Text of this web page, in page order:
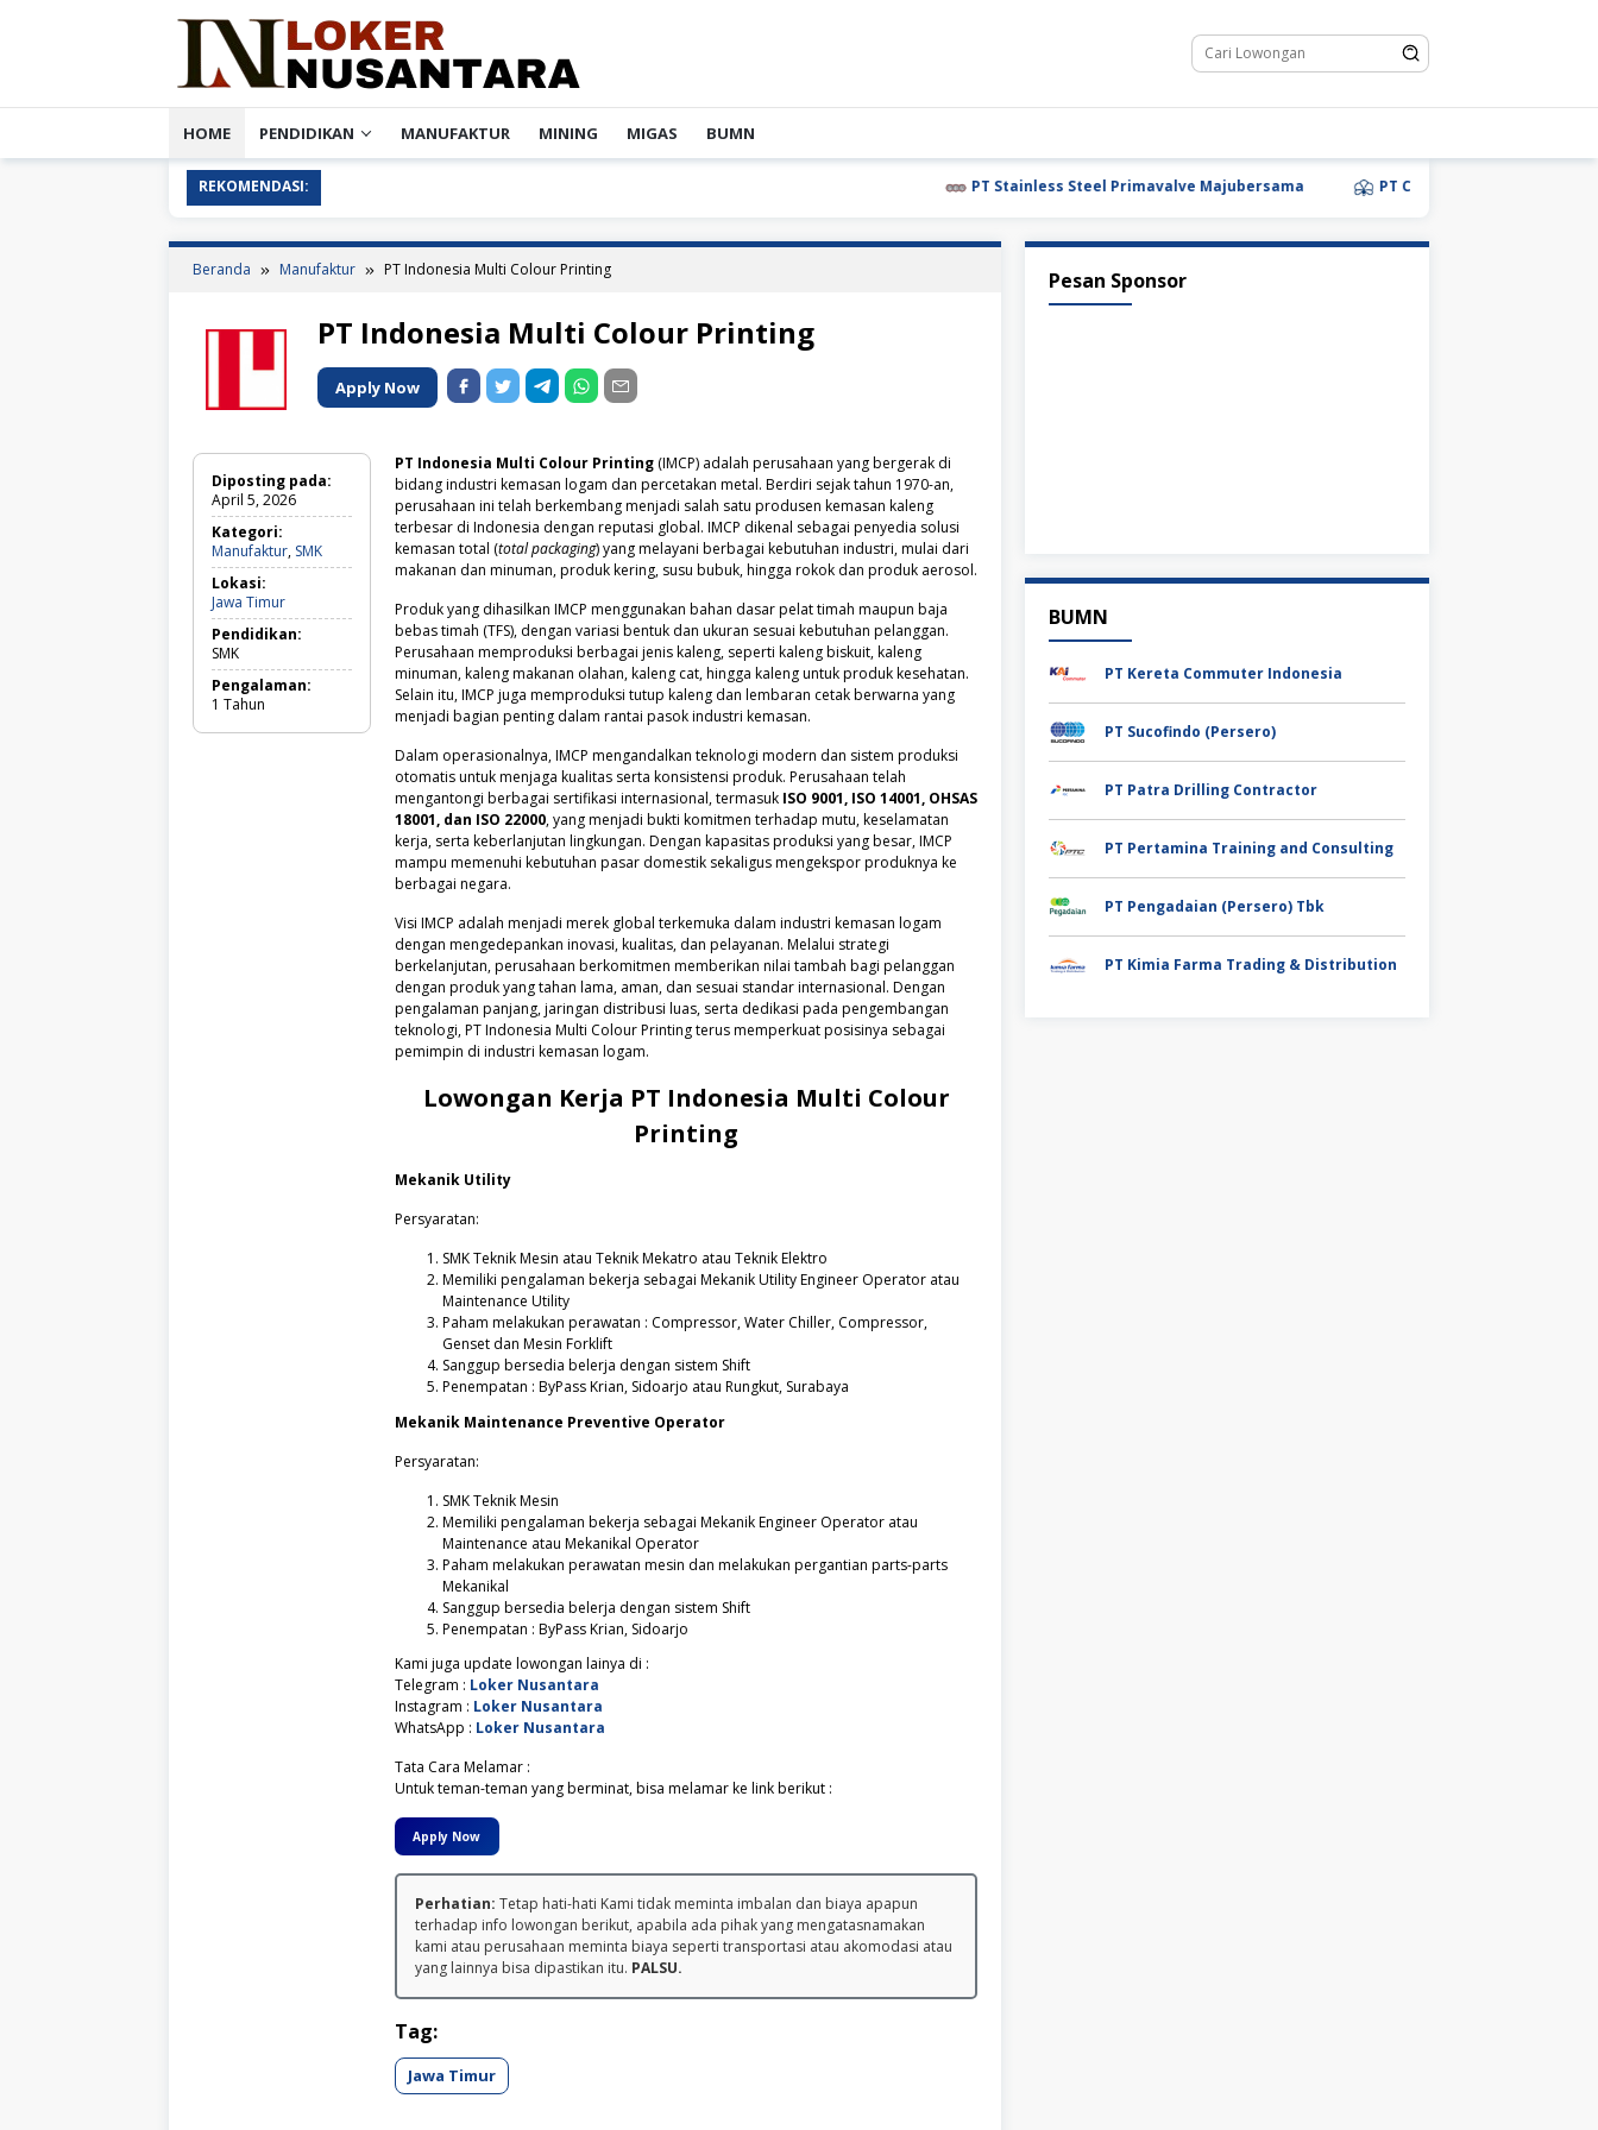
HOME PENDIDIKAN MANUFAKTUR MINING MIGAS BUMN
REKOMENDASI: PT Stainless Steel Primavalve Majubersama PT Camellia Metal Indonesia
Beranda Manufaktur PT Indonesia Multi Colour Printing
PT Indonesia Multi Colour Printing
Apply Now
Diposting pada:
April 5, 2026
Kategori:
Manufaktur, SMKManufaktur,
SMK
Lokasi:
Jawa TimurJawa
Timur
Pendidikan:
SMK
Pengalaman:
1 Tahun
PT Indonesia Multi Colour Printing (IMCP) adalah perusahaan yang bergerak di
bidang industri kemasan logam dan percetakan metal. Berdiri sejak tahun 1970-an,
perusahaan ini telah berkembang menjadi salah satu produsen kemasan kaleng
terbesar di Indonesia dengan reputasi global. IMCP dikenal sebagai penyedia solusi
kemasan total (total packaging) yang melayani berbagai kebutuhan industri, mulai dari
makanan dan minuman, produk kering, susu bubuk, hingga rokok dan produk aerosol.
Produk yang dihasilkan IMCP menggunakan bahan dasar pelat timah maupun baja
bebas timah (TFS), dengan variasi bentuk dan ukuran sesuai kebutuhan pelanggan.
Perusahaan memproduksi berbagai jenis kaleng, seperti kaleng biskuit, kaleng
minuman, kaleng makanan olahan, kaleng cat, hingga kaleng untuk produk kesehatan.
Selain itu, IMCP juga memproduksi tutup kaleng dan lembaran cetak berwarna yang
menjadi bagian penting dalam rantai pasok industri kemasan.
Dalam operasionalnya, IMCP mengandalkan teknologi modern dan sistem produksi
otomatis untuk menjaga kualitas serta konsistensi produk. Perusahaan telah
mengantongi berbagai sertifikasi internasional, termasuk ISO 9001, ISO 14001, OHSAS
18001, dan ISO 22000, yang menjadi bukti komitmen terhadap mutu, keselamatan
kerja, serta keberlanjutan lingkungan. Dengan kapasitas produksi yang besar, IMCP
mampu memenuhi kebutuhan pasar domestik sekaligus mengekspor produknya ke
berbagai negara.
Visi IMCP adalah menjadi merek global terkemuka dalam industri kemasan logam
dengan mengedepankan inovasi, kualitas, dan pelayanan. Melalui strategi
berkelanjutan, perusahaan berkomitmen memberikan nilai tambah bagi pelanggan
dengan produk yang tahan lama, aman, dan sesuai standar internasional. Dengan
pengalaman panjang, jaringan distribusi luas, serta dedikasi pada pengembangan
teknologi, PT Indonesia Multi Colour Printing terus memperkuat posisinya sebagai
pemimpin di industri kemasan logam.
Lowongan Kerja PT Indonesia Multi Colour
Printing
Mekanik Utility
Persyaratan:
SMK Teknik Mesin atau Teknik Mekatro atau Teknik Elektro
Memiliki pengalaman bekerja sebagai Mekanik Utility Engineer Operator atau
Maintenance Utility
Paham melakukan perawatan : Compressor, Water Chiller, Compressor,
Genset dan Mesin Forklift
Sanggup bersedia belerja dengan sistem Shift
Penempatan : ByPass Krian, Sidoarjo atau Rungkut, Surabaya
Mekanik Maintenance Preventive Operator
Persyaratan:
SMK Teknik Mesin
Memiliki pengalaman bekerja sebagai Mekanik Engineer Operator atau
Maintenance atau Mekanikal Operator
Paham melakukan perawatan mesin dan melakukan pergantian parts-parts
Mekanikal
Sanggup bersedia belerja dengan sistem Shift
Penempatan : ByPass Krian, Sidoarjo
Kami juga update lowongan lainya di :
Telegram : Loker Nusantara
Instagram : Loker Nusantara
WhatsApp : Loker Nusantara
Tata Cara Melamar :
Untuk teman-teman yang berminat, bisa melamar ke link berikut :
Apply Now
Perhatian: Tetap hati-hati Kami tidak meminta imbalan dan biaya apapun
terhadap info lowongan berikut, apabila ada pihak yang mengatasnamakan
kami atau perusahaan meminta biaya seperti transportasi atau akomodasi atau
yang lainnya bisa dipastikan itu. PALSU.
Tag:
Jawa Timur
Pesan Sponsor
BUMN
PT Kereta Commuter Indonesia
PT Sucofindo (Persero)
PT Patra Drilling Contractor
PT Pertamina Training and Consulting
PT Pengadaian (Persero) Tbk
PT Kimia Farma Trading & Distribution